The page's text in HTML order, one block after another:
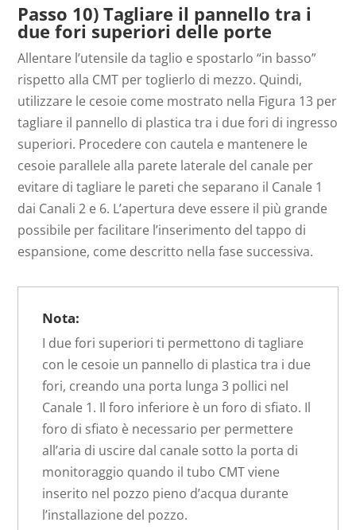
Passo 10) Tagliare il pannello tra i
due fori superiori delle porte
Allentare l’utensile da taglio e spostarlo “in basso”
rispetto alla CMT per toglierlo di mezzo. Quindi,
utilizzare le cesoie come mostrato nella Figura 13 per
tagliare il pannello di plastica tra i due fori di ingresso
superiori. Procedere con cautela e mantenere le
cesoie parallele alla parete laterale del canale per
evitare di tagliare le pareti che separano il Canale 1
dai Canali 2 e 6. L’apertura deve essere il più grande
possibile per facilitare l’inserimento del tappo di
espansione, come descritto nella fase successiva.
Nota:
I due fori superiori ti permettono di tagliare
con le cesoie un pannello di plastica tra i due
fori, creando una porta lunga 3 pollici nel
Canale 1. Il foro inferiore è un foro di sfiato. Il
foro di sfiato è necessario per permettere
all’aria di uscire dal canale sotto la porta di
monitoraggio quando il tubo CMT viene
inserito nel pozzo pieno d’acqua durante
l’installazione del pozzo.